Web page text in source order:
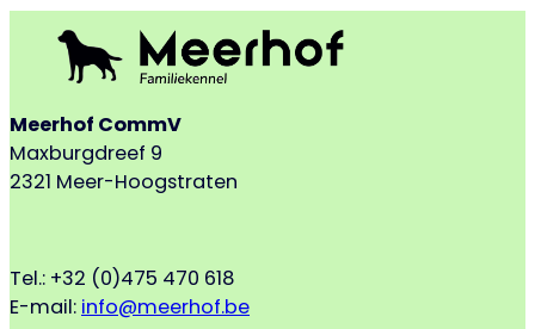
Meerhof CommV
Maxburgdreef 9
2321 Meer-Hoogstraten
Tel.: +32 (0)475 470 618
E-mail: info@meerhof.be